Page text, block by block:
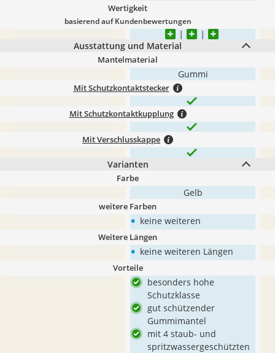
Wertigkeit
basierend auf Kundenbewertungen
Ausstattung und Material
Mantelmaterial
Gummi
Mit Schutzkontaktstecker
Mit Schutzkontaktkupplung
Mit Verschlusskappe
Varianten
Farbe
Gelb
weitere Farben
• keine weiteren
Weitere Längen
• keine weiteren Längen
Vorteile
besonders hohe
Schutzklasse
gut schützender
Gummimantel
mit 4 staub- und
spritzwassergeschützten